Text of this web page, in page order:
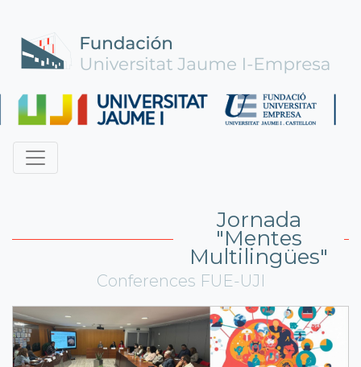
Jornada
"Mentes
Multilingües"
Conferences FUE-UJI